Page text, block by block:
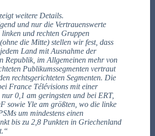
weitere Details.
und nur die Vertrauenswerte
linken und rechten Gruppen
die Mitte) stellen wir fest, dass
Land mit Ausnahme der
Republik, im Allgemeinen mehr von
Publikumssegmenten vertraut
rechtsgerichteten Segmenten. Die
France Télévisions mit einer
0,1 am geringsten und bei ERT,
sowie Yle am größten, wo die linke
um mindestens einen
bis zu 2,8 Punkten in Griechenland